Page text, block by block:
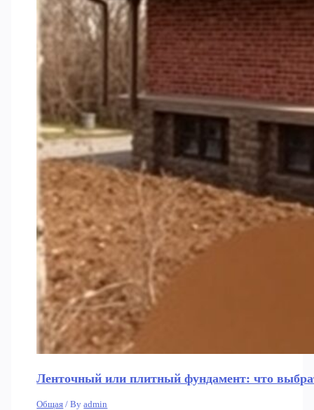
Ленточный или плитный фундамент: что
Общая / Byadmin